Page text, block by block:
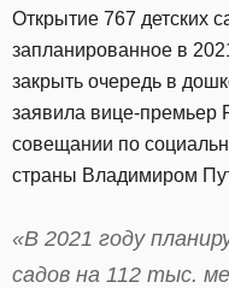
Открытие 767 детских
запланированное в
закрыть очередь в
заявила вице-премьер
совещании по
страны Владимиром
«В 2021 году
садов на 112 тыс.